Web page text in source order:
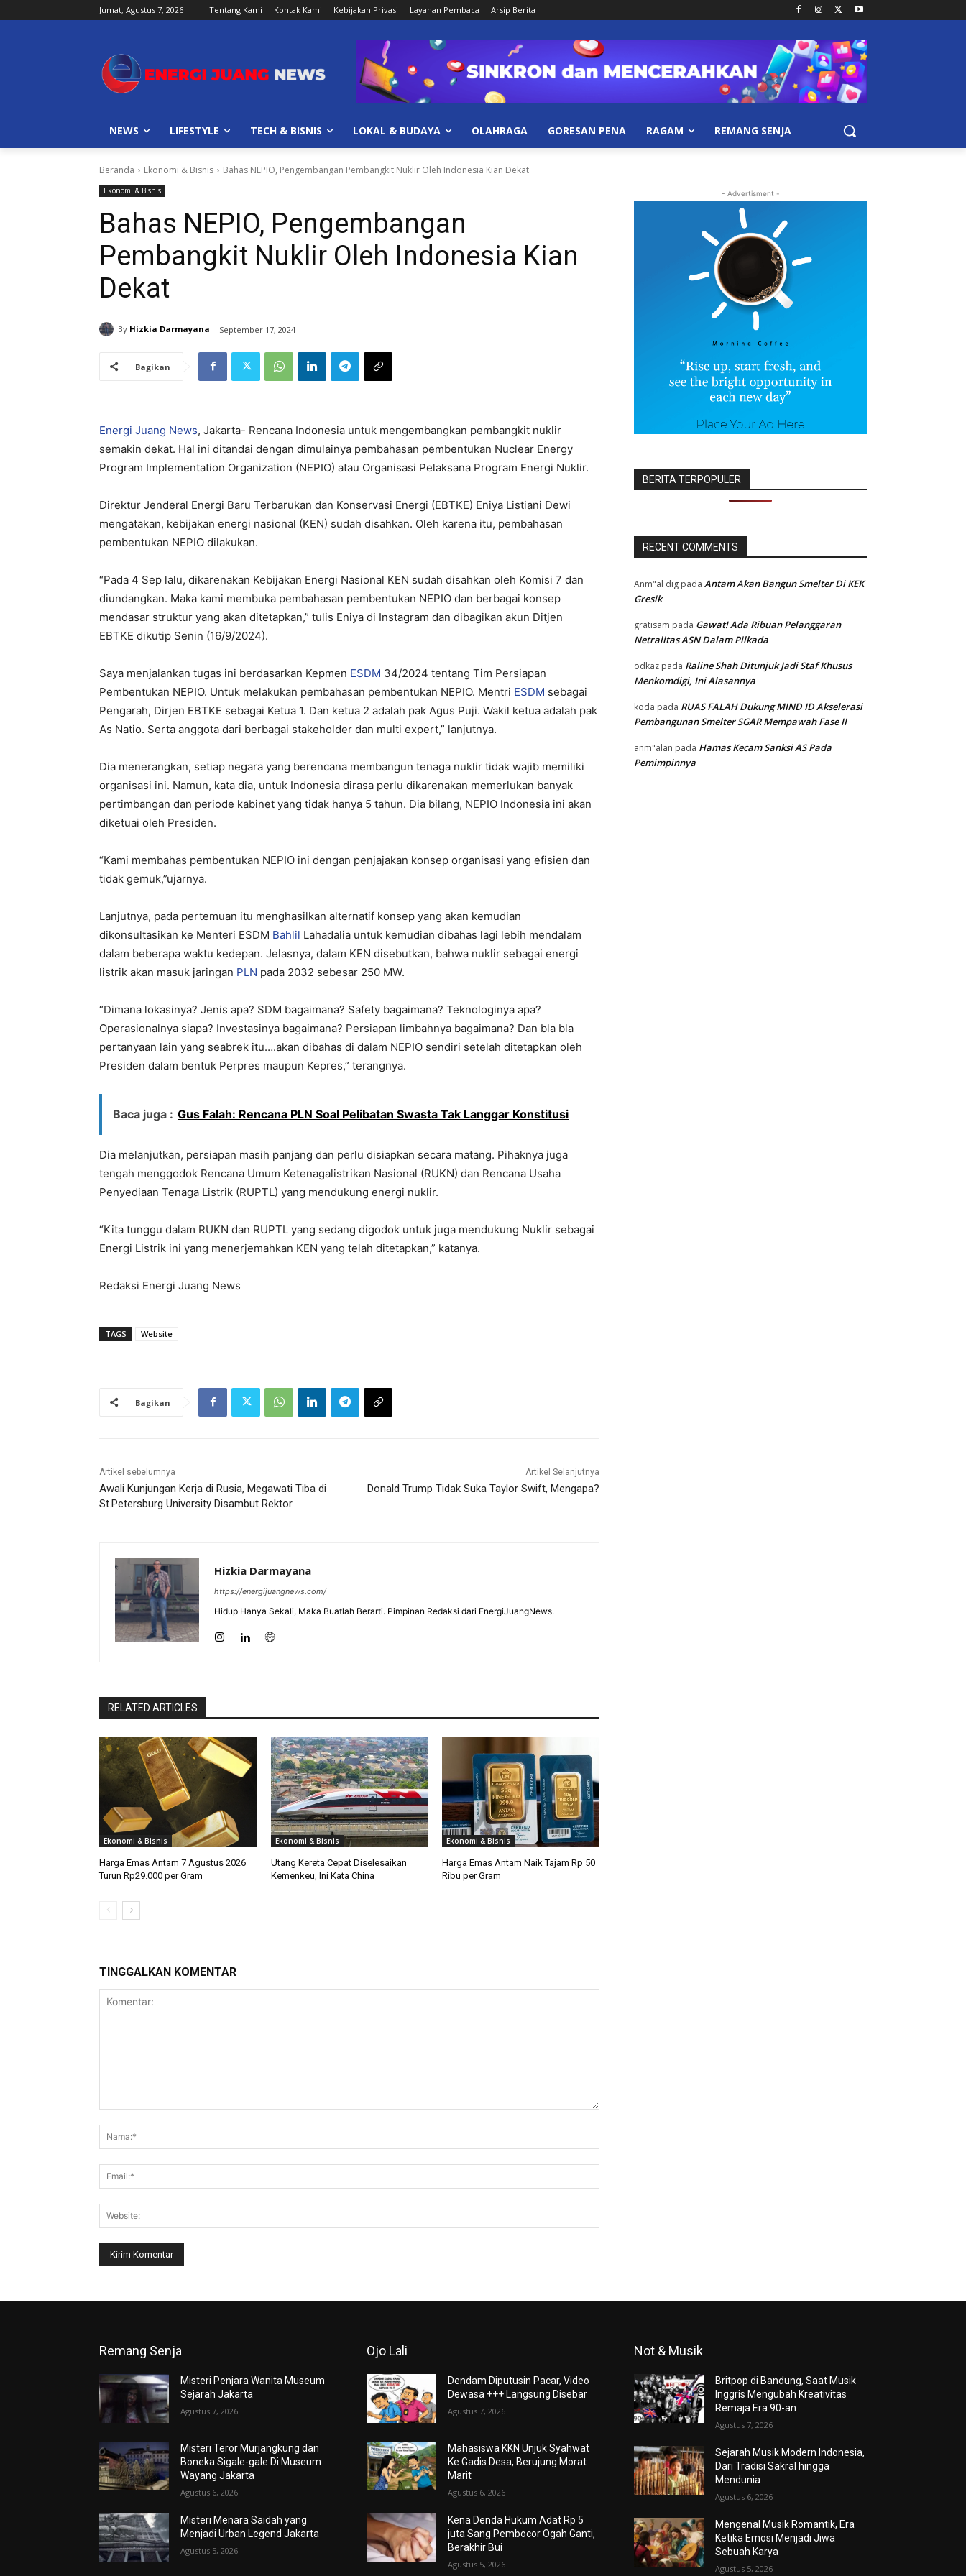
Jumat, Agustus 7, 2026 Tentang Kami Kontak Kami Kebijakan Privasi Layanan Pembaca Arsip Berita
NEWS LIFESTYLE TECH & BISNIS LOKAL & BUDAYA OLAHRAGA GORESAN PENA RAGAM REMANG SENJA
Beranda Ekonomi & Bisnis Bahas NEPIO, Pengembangan Pembangkit Nuklir Oleh Indonesia Kian Dekat
Ekonomi & Bisnis
Bahas NEPIO, Pengembangan
Pembangkit Nuklir Oleh Indonesia Kian
Dekat
By Hizkia Darmayana September 17, 2024
Bagikan
Energi Juang News, Jakarta- Rencana Indonesia untuk mengembangkan pembangkit nuklir
semakin dekat. Hal ini ditandai dengan dimulainya pembahasan pembentukan Nuclear Energy
Program Implementation Organization (NEPIO) atau Organisasi Pelaksana Program Energi Nuklir.
Direktur Jenderal Energi Baru Terbarukan dan Konservasi Energi (EBTKE) Eniya Listiani Dewi
mengatakan, kebijakan energi nasional (KEN) sudah disahkan. Oleh karena itu, pembahasan
pembentukan NEPIO dilakukan.
“Pada 4 Sep lalu, dikarenakan Kebijakan Energi Nasional KEN sudah disahkan oleh Komisi 7 dan
diundangkan. Maka kami membuka pembahasan pembentukan NEPIO dan berbagai konsep
mendasar struktur yang akan ditetapkan,” tulis Eniya di Instagram dan dibagikan akun Ditjen
EBTKE dikutip Senin (16/9/2024).
Saya menjalankan tugas ini berdasarkan Kepmen ESDM 34/2024 tentang Tim Persiapan
Pembentukan NEPIO. Untuk melakukan pembahasan pembentukan NEPIO. Mentri ESDM sebagai
Pengarah, Dirjen EBTKE sebagai Ketua 1. Dan ketua 2 adalah pak Agus Puji. Wakil ketua adalah pak
As Natio. Serta anggota dari berbagai stakeholder dan multi expert,” lanjutnya.
Dia menerangkan, setiap negara yang berencana membangun tenaga nuklir tidak wajib memiliki
organisasi ini. Namun, kata dia, untuk Indonesia dirasa perlu dikarenakan memerlukan banyak
pertimbangan dan periode kabinet yang tidak hanya 5 tahun. Dia bilang, NEPIO Indonesia ini akan
diketuai oleh Presiden.
“Kami membahas pembentukan NEPIO ini dengan penjajakan konsep organisasi yang efisien dan
tidak gemuk,”ujarnya.
Lanjutnya, pada pertemuan itu menghasilkan alternatif konsep yang akan kemudian
dikonsultasikan ke Menteri ESDM Bahlil Lahadalia untuk kemudian dibahas lagi lebih mendalam
dalam beberapa waktu kedepan. Jelasnya, dalam KEN disebutkan, bahwa nuklir sebagai energi
listrik akan masuk jaringan PLN pada 2032 sebesar 250 MW.
“Dimana lokasinya? Jenis apa? SDM bagaimana? Safety bagaimana? Teknologinya apa?
Operasionalnya siapa? Investasinya bagaimana? Persiapan limbahnya bagaimana? Dan bla bla
pertanyaan lain yang seabrek itu….akan dibahas di dalam NEPIO sendiri setelah ditetapkan oleh
Presiden dalam bentuk Perpres maupun Kepres,” terangnya.
Baca juga : Gus Falah: Rencana PLN Soal Pelibatan Swasta Tak Langgar Konstitusi
Dia melanjutkan, persiapan masih panjang dan perlu disiapkan secara matang. Pihaknya juga
tengah menggodok Rencana Umum Ketenagalistrikan Nasional (RUKN) dan Rencana Usaha
Penyediaan Tenaga Listrik (RUPTL) yang mendukung energi nuklir.
“Kita tunggu dalam RUKN dan RUPTL yang sedang digodok untuk juga mendukung Nuklir sebagai
Energi Listrik ini yang menerjemahkan KEN yang telah ditetapkan,” katanya.
Redaksi Energi Juang News
TAGS Website
Bagikan
Artikel sebelumnya
Awali Kunjungan Kerja di Rusia, Megawati Tiba di
St.Petersburg University Disambut Rektor
Artikel Selanjutnya
Donald Trump Tidak Suka Taylor Swift, Mengapa?
Hizkia Darmayana
https://energijuangnews.com/
Hidup Hanya Sekali, Maka Buatlah Berarti. Pimpinan Redaksi dari EnergiJuangNews.
RELATED ARTICLES
Ekonomi & Bisnis
Harga Emas Antam 7 Agustus 2026
Turun Rp29.000 per Gram
Ekonomi & Bisnis
Utang Kereta Cepat Diselesaikan
Kemenkeu, Ini Kata China
Ekonomi & Bisnis
Harga Emas Antam Naik Tajam Rp 50
Ribu per Gram
TINGGALKAN KOMENTAR
- Advertisment -
BERITA TERPOPULER
RECENT COMMENTS
Anm"al dig pada Antam Akan Bangun Smelter Di KEK
Gresik
gratisam pada Gawat! Ada Ribuan Pelanggaran
Netralitas ASN Dalam Pilkada
odkaz pada Raline Shah Ditunjuk Jadi Staf Khusus
Menkomdigi, Ini Alasannya
koda pada RUAS FALAH Dukung MIND ID Akselerasi
Pembangunan Smelter SGAR Mempawah Fase II
anm"alan pada Hamas Kecam Sanksi AS Pada
Pemimpinnya
Remang Senja
Misteri Penjara Wanita Museum
Sejarah Jakarta
Agustus 7, 2026
Misteri Teror Murjangkung dan
Boneka Sigale-gale Di Museum
Wayang Jakarta
Agustus 6, 2026
Misteri Menara Saidah yang
Menjadi Urban Legend Jakarta
Agustus 5, 2026
Ojo Lali
Dendam Diputusin Pacar, Video
Dewasa +++ Langsung Disebar
Agustus 7, 2026
Mahasiswa KKN Unjuk Syahwat
Ke Gadis Desa, Berujung Morat
Marit
Agustus 6, 2026
Kena Denda Hukum Adat Rp 5
juta Sang Pembocor Ogah Ganti,
Berakhir Bui
Agustus 5, 2026
Not & Musik
Britpop di Bandung, Saat Musik
Inggris Mengubah Kreativitas
Remaja Era 90-an
Agustus 7, 2026
Sejarah Musik Modern Indonesia,
Dari Tradisi Sakral hingga
Mendunia
Agustus 6, 2026
Mengenal Musik Romantik, Era
Ketika Emosi Menjadi Jiwa
Sebuah Karya
Agustus 5, 2026